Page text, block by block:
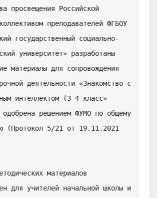
просвещения Российской
преподавателей ФГБОУ
государственный социально-
университет» разработаны
материалы для сопровождения
деятельности «Знакомство с
интеллектом (3-4 класс»
одобрена решением ФУМО по общему
(Протокол 5/21 от 19.11.2021
материалов
для учителей начальной школы и